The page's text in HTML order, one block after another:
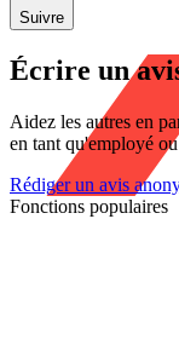
Suivre
Écrire un
Aidez les autres en
en tant qu'employé
Rédiger un avis
Fonctions populaires